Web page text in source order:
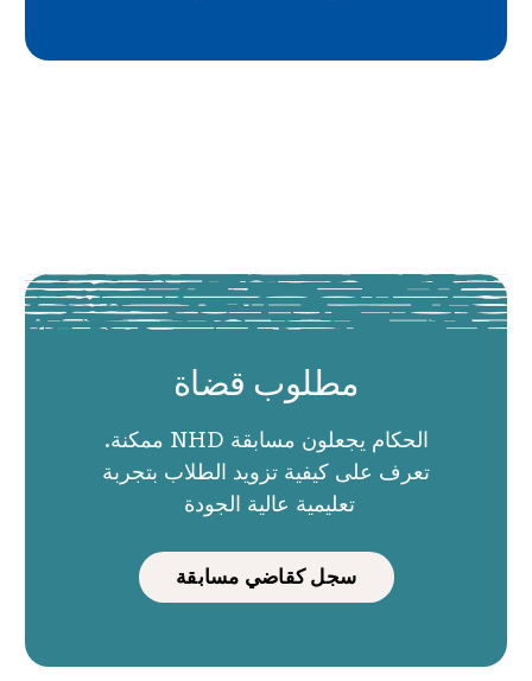
مطلوب قضاة
الحكام يجعلون مسابقة NHD ممكنة.
تعرف على كيفية تزويد الطلاب بتجربة
تعليمية عالية الجودة
سجل كقاضي مسابقة